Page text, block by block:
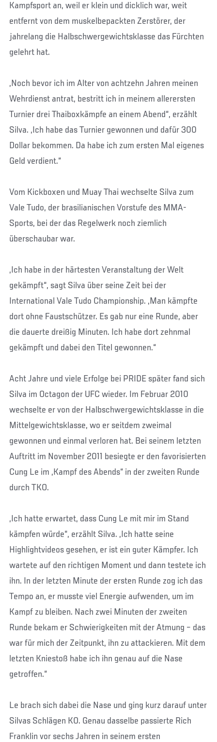
Kampfsport an, weil er klein und dicklich war, weit
entfernt von dem muskelbepackten Zerstörer, der
jahrelang die Halbschwergewichtsklasse das Fürchten
gelehrt hat.
„Noch bevor ich im Alter von achtzehn Jahren meinen
Wehrdienst antrat, bestritt ich in meinem allerersten
Turnier drei Thaiboxkämpfe an einem Abend“, erzählt
Silva. „Ich habe das Turnier gewonnen und dafür 300
Dollar bekommen. Da habe ich zum ersten Mal eigenes
Geld verdient.“
Vom Kickboxen und Muay Thai wechselte Silva zum
Vale Tudo, der brasilianischen Vorstufe des MMA-
Sports, bei der das Regelwerk noch ziemlich
überschaubar war.
„Ich habe in der härtesten Veranstaltung der Welt
gekämpft“, sagt Silva über seine Zeit bei der
International Vale Tudo Championship. „Man kämpfte
dort ohne Faustschützer. Es gab nur eine Runde, aber
die dauerte dreißig Minuten. Ich habe dort zehnmal
gekämpft und dabei den Titel gewonnen.“
Acht Jahre und viele Erfolge bei PRIDE später fand sich
Silva im Octagon der UFC wieder. Im Februar 2010
wechselte er von der Halbschwergewichtsklasse in die
Mittelgewichtsklasse, wo er seitdem zweimal
gewonnen und einmal verloren hat. Bei seinem letzten
Auftritt im November 2011 besiegte er den favorisierten
Cung Le im „Kampf des Abends“ in der zweiten Runde
durch TKO.
„Ich hatte erwartet, dass Cung Le mit mir im Stand
kämpfen würde“, erzählt Silva. „Ich hatte seine
Highlightvideos gesehen, er ist ein guter Kämpfer. Ich
wartete auf den richtigen Moment und dann testete ich
ihn. In der letzten Minute der ersten Runde zog ich das
Tempo an, er musste viel Energie aufwenden, um im
Kampf zu bleiben. Nach zwei Minuten der zweiten
Runde bekam er Schwierigkeiten mit der Atmung – das
war für mich der Zeitpunkt, ihn zu attackieren. Mit dem
letzten Kniestoß habe ich ihn genau auf die Nase
getroffen.“
Le brach sich dabei die Nase und ging kurz darauf unter
Silvas Schlägen KO. Genau dasselbe passierte Rich
Franklin vor sechs Jahren in seinem ersten